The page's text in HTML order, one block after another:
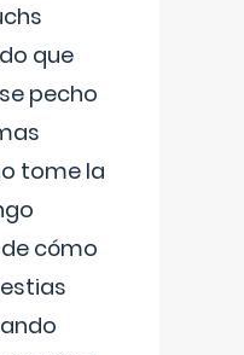
que
pecho
tome la
cómo